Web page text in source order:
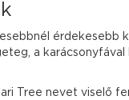
érdekesebb
a
Tree nevet viselő